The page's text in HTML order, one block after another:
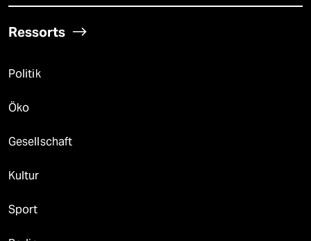
Ressorts
Politik
Öko
Gesellschaft
Kultur
Sport